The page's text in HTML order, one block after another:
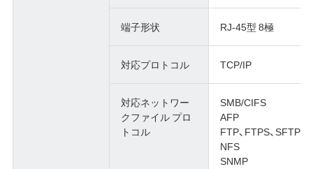
端子形状 RJ-45型 8極
対応プロトコル TCP/IP
対応ネットワー
クファイル プロ
トコル
SMB/CIFS
AFP
FTP、FTPS、SFTP
NFS
SNMP